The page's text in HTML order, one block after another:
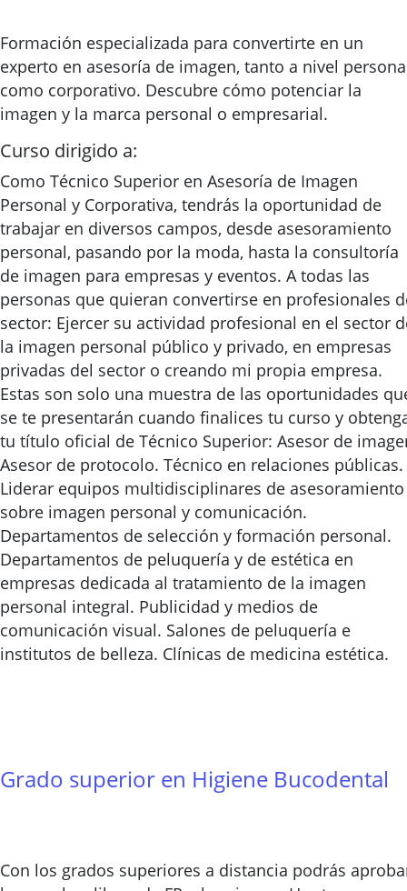
Formación especializada para convertirte en un
experto en asesoría de imagen, tanto a nivel
como corporativo. Descubre cómo potenciar la
imagen y la marca personal o empresarial.
Curso dirigido a:
Como Técnico Superior en Asesoría de Imagen
Personal y Corporativa, tendrás la oportunidad de
trabajar en diversos campos, desde asesoramiento
personal, pasando por la moda, hasta la consultoría
de imagen para empresas y eventos. A todas las
personas que quieran convertirse en profesionales
sector: Ejercer su actividad profesional en el sector
la imagen personal público y privado, en empresas
privadas del sector o creando mi propia empresa.
Estas son solo una muestra de las oportunidades
se te presentarán cuando finalices tu curso y
tu título oficial de Técnico Superior: Asesor de
Asesor de protocolo. Técnico en relaciones públicas.
Liderar equipos multidisciplinares de asesoramiento
sobre imagen personal y comunicación.
Departamentos de selección y formación personal.
Departamentos de peluquería y de estética en
empresas dedicada al tratamiento de la imagen
personal integral. Publicidad y medios de
comunicación visual. Salones de peluquería e
institutos de belleza. Clínicas de medicina estética.
Grado superior en Higiene Bucodental
Con los grados superiores a distancia podrás